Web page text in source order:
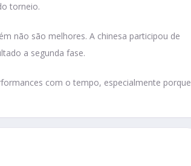
torneio.
não são melhores. A chinesa participou de
a segunda fase.
com o tempo, especialmente porque